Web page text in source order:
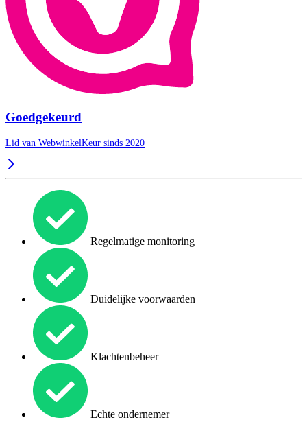
Goedgekeurd
Lid van WebwinkelKeur sinds 2020
Regelmatige monitoring
Duidelijke voorwaarden
Klachtenbeheer
Echte ondernemer